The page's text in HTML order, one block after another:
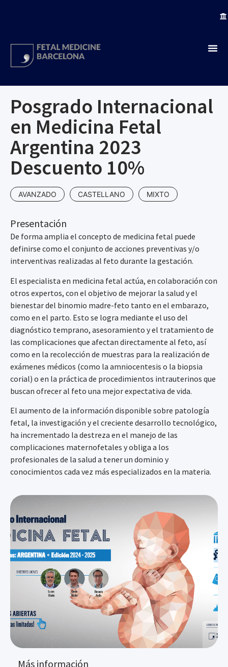
Posgrado Internacional
en Medicina Fetal
Argentina 2023
Descuento 10%
AVANZADO CASTELLANO MIXTO
Presentación
De forma amplia el concepto de medicina fetal puede
definirse como el conjunto de acciones preventivas y/o
interventivas realizadas al feto durante la gestación.
El especialista en medicina fetal actúa, en colaboración con
otros expertos, con el objetivo de mejorar la salud y el
bienestar del binomio madre-feto tanto en el embarazo,
como en el parto. Esto se logra mediante el uso del
diagnóstico temprano, asesoramiento y el tratamiento de
las complicaciones que afectan directamente al feto, así
como en la recolección de muestras para la realización de
exámenes médicos (como la amniocentesis o la biopsia
corial) o en la práctica de procedimientos intrauterinos que
buscan ofrecer al feto una mejor expectativa de vida.
El aumento de la información disponible sobre patología
fetal, la investigación y el creciente desarrollo tecnológico,
ha incrementado la destreza en el manejo de las
complicaciones maternofetales y obliga a los
profesionales de la salud a tener un dominio y
conocimientos cada vez más especializados en la materia.
Más información